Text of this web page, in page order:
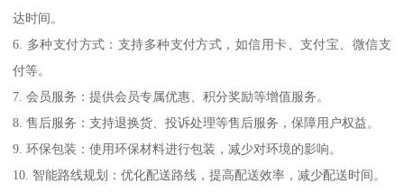
达时间。
6. 多种支付方式：支持多种支付方式，如信用卡、支付宝、微信支
付等。
7. 会员服务：提供会员专属优惠、积分奖励等增值服务。
8. 售后服务：支持退换货、投诉处理等售后服务，保障用户权益。
9. 环保包装：使用环保材料进行包装，减少对环境的影响。
10. 智能路线规划：优化配送路线，提高配送效率，减少配送时间。